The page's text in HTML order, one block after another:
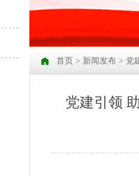
首页 > 新闻发布 > 党
党建引领